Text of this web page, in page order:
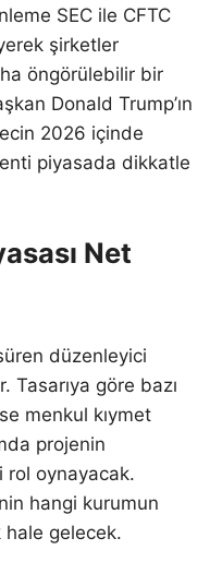
SEC ile CFTC
şirketler
öngörülebilir bir
Donald Trump’ın
2026 içinde
piyasada dikkatle
Net
düzenleyici
Tasarıya göre bazı
menkul kıymet
projenin
rol oynayacak.
hangi kurumun
hale gelecek.